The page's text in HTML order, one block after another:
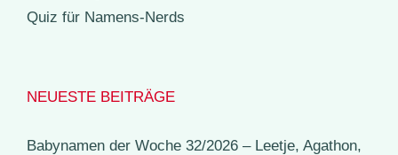
Quiz für Namens-Nerds
NEUESTE BEITRÄGE
Babynamen der Woche 32/2026 – Leetje, Agathon,